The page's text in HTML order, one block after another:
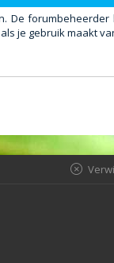
De
je gebruik maakt